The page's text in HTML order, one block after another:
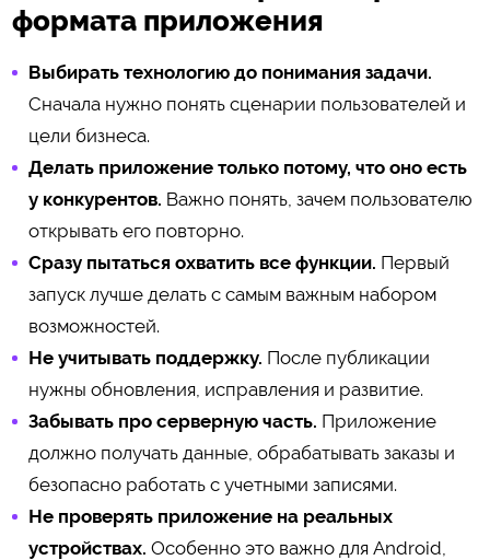
формата приложения
Выбирать технологию до понимания задачи.
Сначала нужно понять сценарии пользователей и
цели бизнеса.
Делать приложение только потому, что оно есть
у конкурентов. Важно понять, зачем пользователю
открывать его повторно.
Сразу пытаться охватить все функции. Первый
запуск лучше делать с самым важным набором
возможностей.
Не учитывать поддержку. После публикации
нужны обновления, исправления и развитие.
Забывать про серверную часть. Приложение
должно получать данные, обрабатывать заказы и
безопасно работать с учетными записями.
Не проверять приложение на реальных
устройствах. Особенно это важно для Android,